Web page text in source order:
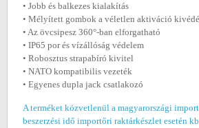
• Jobb és balkezes kialakítás
• Mélyített gombok a véletlen aktiváció
• Az övcsipesz 360°-ban elforgatható
• IP65 por és vízállóság védelem
• Robosztus strapabíró kivitel
• NATO kompatibilis vezeték
• Egyenes dupla jack csatlakozó
A terméket közvetlenül a magyarországi
beszerzési idő importőri raktárkészlet esetén